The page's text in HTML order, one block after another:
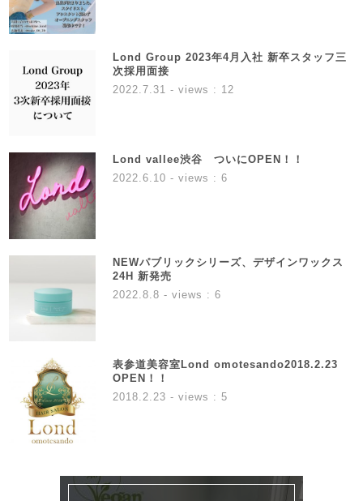
Lond Group 2023年4月入社 新卒スタッフ三
次採用面接
2022.7.31 - views : 12
Lond vallee渋谷 ついにOPEN！！
2022.6.10 - views : 6
NEWパブリックシリーズ、デザインワックス
24H 新発売
2022.8.8 - views : 6
表参道美容室Lond omotesando2018.2.23
OPEN！！
2018.2.23 - views : 5